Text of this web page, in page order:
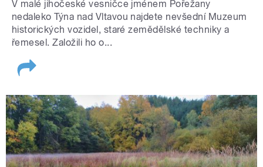
V malé jihočeské vesničce jménem Pořežany
nedaleko Týna nad Vltavou najdete nevšední Muzeum
historických vozidel, staré zemědělské techniky a
řemesel. Založili ho o...